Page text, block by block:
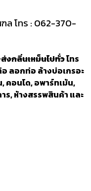
ล โทร : 062-370-
งกลิ่นเหม็นไปทั่วโทร
ลอกท่อ ล้างบ่อเกรอะ
คอนโด, อพาร์ทเม้น,
ร, ห้างสรรพสินค้า และ